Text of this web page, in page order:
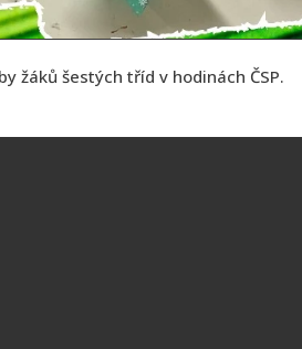
žáků šestých tříd v hodinách ČSP.